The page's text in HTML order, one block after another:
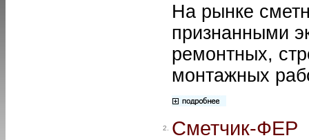
На рынке
признанными
ремонтных,
монтажных
2. Сметчик-ФЕР